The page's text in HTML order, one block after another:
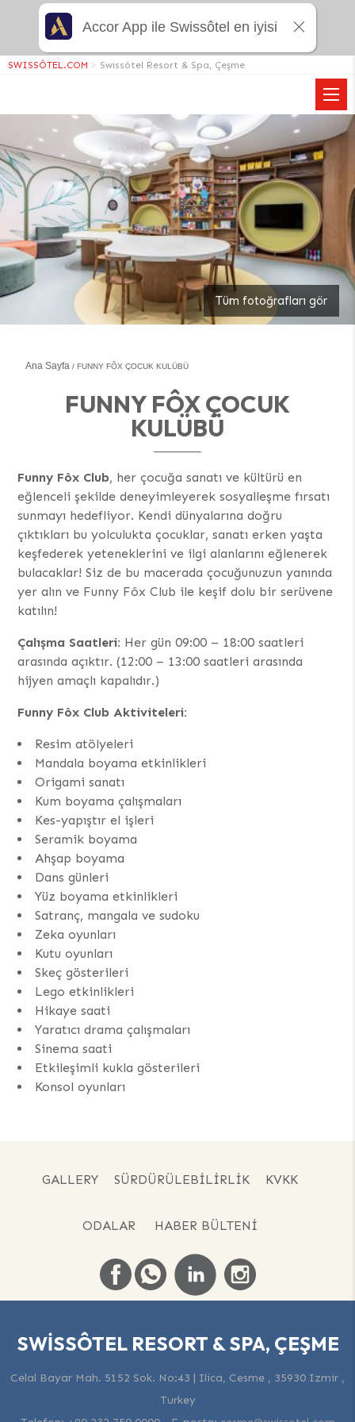
Tüm fotoğrafları gör
Ana Sayfa FUNNY FÔX ÇOCUK KULÜBÜ
FUNNY FÔX ÇOCUK
KULÜBÜ
Funny Fôx Club, her çocuğa sanatı ve kültürü en
eğlenceli şekilde deneyimleyerek sosyalleşme fırsatı
sunmayı hedefliyor. Kendi dünyalarına doğru
çıktıkları bu yolculukta çocuklar, sanatı erken yaşta
keşfederek yeteneklerini ve ilgi alanlarını eğlenerek
bulacaklar! Siz de bu macerada çocuğunuzun yanında
yer alın ve Funny Fôx Club ile keşif dolu bir serüvene
katılın!
Çalışma Saatleri: Her gün 09:00 – 18:00 saatleri
arasında açıktır. (12:00 – 13:00 saatleri arasında
hijyen amaçlı kapalıdır.)
Funny Fôx Club Aktiviteleri:
Resim atölyeleri
Mandala boyama etkinlikleri
Origami sanatı
Kum boyama çalışmaları
Kes-yapıştır el işleri
Seramik boyama
Ahşap boyama
Dans günleri
Yüz boyama etkinlikleri
Satranç, mangala ve sudoku
Zeka oyunları
Kutu oyunları
Skeç gösterileri
Lego etkinlikleri
Hikaye saati
Yaratıcı drama çalışmaları
Sinema saati
Etkileşimli kukla gösterileri
Konsol oyunları
GALLERY SÜRDÜRÜLEBILIRLIK KVKK
ODALAR HABER BÜLTENI
SWISSÔTEL RESORT & SPA, ÇEŞME
Celal Bayar Mah. 5152 Sok. No:43 | Ilica, Cesme , 35930 Izmir ,
Turkey
SWISSÔTEL.COM > Swissôtel Resort & Spa, Çeşme
Accor App ile Swissôtel en iyisi